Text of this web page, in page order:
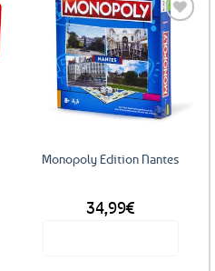
Ajouter
aux
favoris
Monopoly Edition Nantes
34,99€